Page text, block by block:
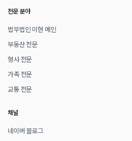
전문 분야
법무법인 이현 메인
부동산 전문
형사 전문
가족 전문
교통 전문
채널
네이버 블로그